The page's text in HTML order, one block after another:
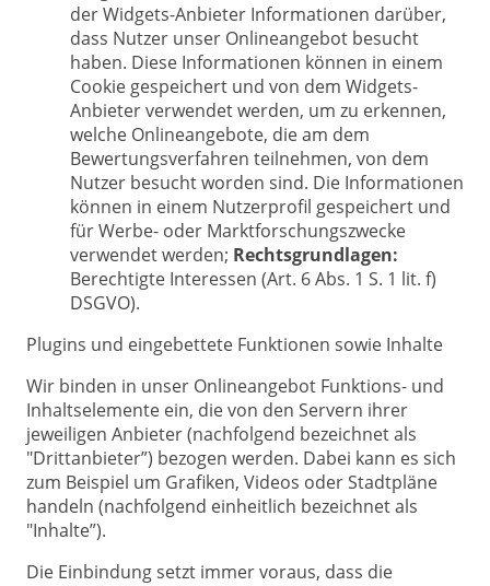
der Widgets-Anbieter Informationen darüber,
dass Nutzer unser Onlineangebot besucht
haben. Diese Informationen können in einem
Cookie gespeichert und von dem Widgets-
Anbieter verwendet werden, um zu erkennen,
welche Onlineangebote, die am dem
Bewertungsverfahren teilnehmen, von dem
Nutzer besucht worden sind. Die Informationen
können in einem Nutzerprofil gespeichert und
für Werbe- oder Marktforschungszwecke
verwendet werden; Rechtsgrundlagen:
Berechtigte Interessen (Art. 6 Abs. 1 S. 1 lit. f)
DSGVO).
Plugins und eingebettete Funktionen sowie Inhalte
Wir binden in unser Onlineangebot Funktions- und
Inhaltselemente ein, die von den Servern ihrer
jeweiligen Anbieter (nachfolgend bezeichnet als
"Drittanbieter”) bezogen werden. Dabei kann es sich
zum Beispiel um Grafiken, Videos oder Stadtpläne
handeln (nachfolgend einheitlich bezeichnet als
"Inhalte”).
Die Einbindung setzt immer voraus, dass die